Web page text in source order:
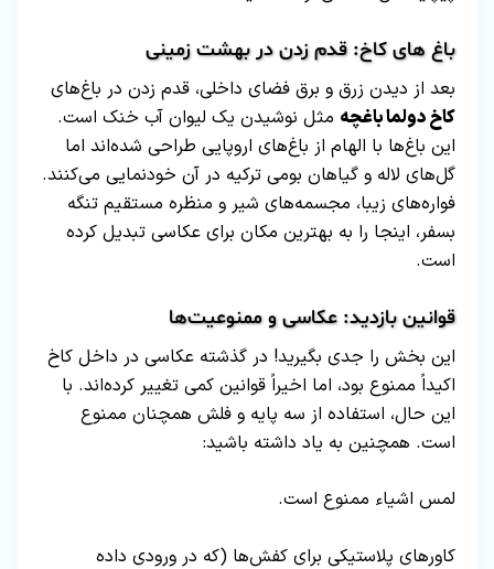
باغ‌ های کاخ: قدم زدن در بهشت زمینی
بعد از دیدن زرق و برق فضای داخلی، قدم زدن در باغ‌های
کاخ دولما باغچه مثل نوشیدن یک لیوان آب خنک است.
این باغ‌ها با الهام از باغ‌های اروپایی طراحی شده‌اند اما
گل‌های لاله و گیاهان بومی ترکیه در آن خودنمایی می‌کنند.
فواره‌های زیبا، مجسمه‌های شیر و منظره مستقیم تنگه
بسفر، اینجا را به بهترین مکان برای عکاسی تبدیل کرده
است.
قوانین بازدید: عکاسی و ممنوعیت‌ها
این بخش را جدی بگیرید! در گذشته عکاسی در داخل کاخ
اکیداً ممنوع بود، اما اخیراً قوانین کمی تغییر کرده‌اند. با
این حال، استفاده از سه پایه و فلش همچنان ممنوع
است. همچنین به یاد داشته باشید:
لمس اشیاء ممنوع است.
کاورهای پلاستیکی برای کفش‌ها (که در ورودی داده